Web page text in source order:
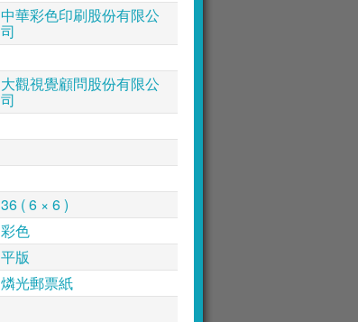
中華彩色印刷股份有限公
司
大觀視覺顧問股份有限公
司
36 ( 6 × 6 )
彩色
平版
燐光郵票紙